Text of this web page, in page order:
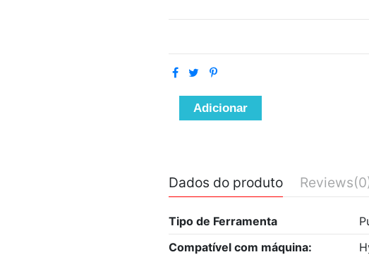
Adicionar
Dados do produto Reviews
Tipo de Ferramenta
Compatível com máquina: